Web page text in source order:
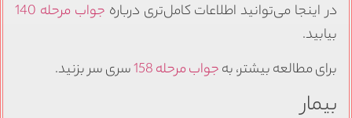
در اینجا می‌توانید اطلاعات کامل‌تری درباره جواب مرحله 140
بیابید.
برای مطالعه بیشتر، بهجواب مرحله 158 سری سر بزنید.
بیمار